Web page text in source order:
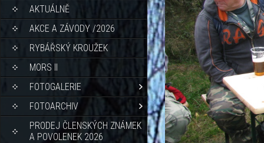
AKTUÁLNĚ
AKCE A ZÁVODY /2026
RYBÁŘSKÝ KROUŽEK
MORS II
FOTOGALERIE
FOTOARCHIV
PRODEJ ČLENSKÝCH ZNÁMEK
A POVOLENEK 2026